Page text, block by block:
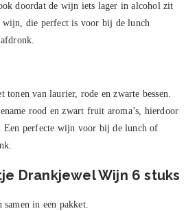
doordat de wijn iets lager in alcohol zit
die perfect is voor bij de lunch
tonen van laurier, rode en zwarte bessen.
rood en zwart fruit aroma’s, hierdoor
Een perfecte wijn voor bij de lunch of
Drankjewel Wijn 6 stuks
in een pakket.